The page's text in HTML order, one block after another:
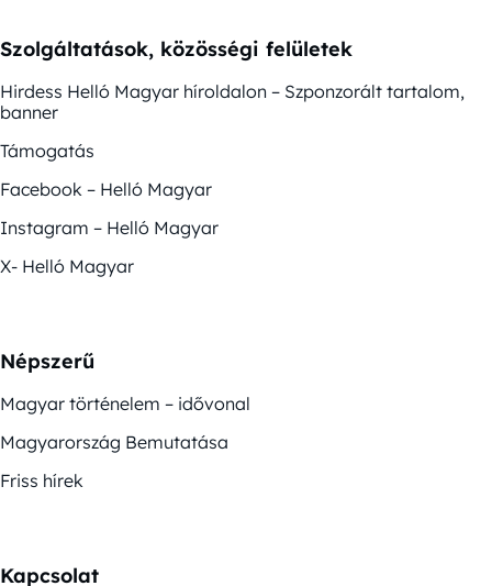
Szolgáltatások, közösségi felületek
Hirdess Helló Magyar híroldalon – Szponzorált tartalom,
banner
Támogatás
Facebook – Helló Magyar
Instagram – Helló Magyar
X- Helló Magyar
Népszerű
Magyar történelem – idővonal
Magyarország Bemutatása
Friss hírek
Kapcsolat